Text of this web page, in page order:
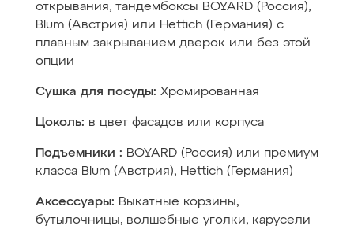
открывания, тандембоксы BOYARD (Россия),
Blum (Австрия) или Hettich (Германия) с
плавным закрыванием дверок или без этой
опции
Сушка для посуды: Хромированная
Цоколь: в цвет фасадов или корпуса
Подъемники : BOYARD (Россия) или премиум
класса Blum (Австрия), Hettich (Германия)
Аксессуары: Выкатные корзины,
бутылочницы, волшебные уголки, карусели